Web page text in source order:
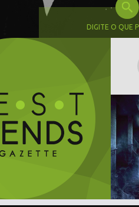
DIGITE O QUE